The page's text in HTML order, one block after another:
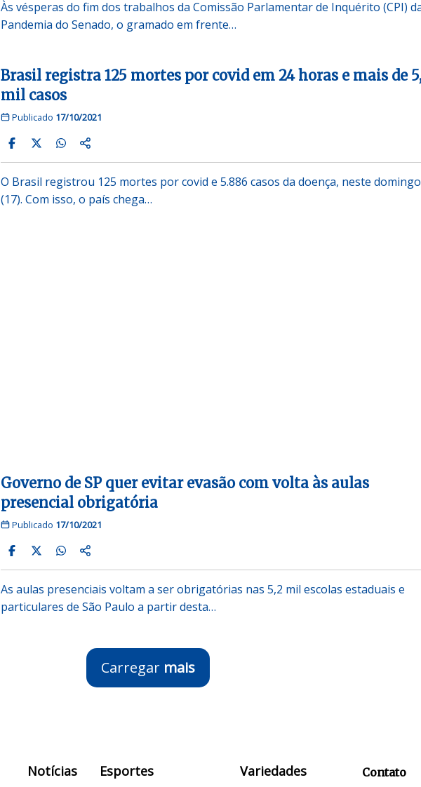
Às vésperas do fim dos trabalhos da Comissão Parlamentar de Inquérito (CPI)
Pandemia do Senado, o gramado em frente…
Brasil registra 125 mortes por covid em 24 horas e mais de
mil casos
Publicado 17/10/2021
O Brasil registrou 125 mortes por covid e 5.886 casos da doença, neste domingo
(17). Com isso, o país chega…
Governo de SP quer evitar evasão com volta às aulas
presencial obrigatória
Publicado 17/10/2021
As aulas presenciais voltam a ser obrigatórias nas 5,2 mil escolas estaduais e
particulares de São Paulo a partir desta…
Carregar mais
Notícias Esportes Variedades Contato